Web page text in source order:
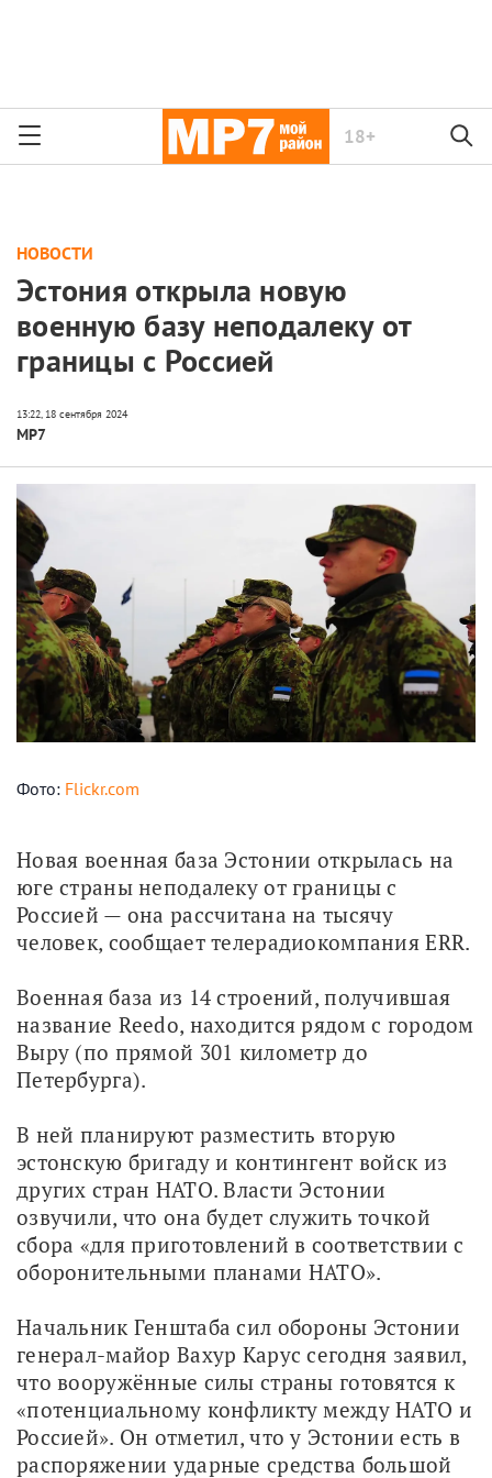
18+
НОВОСТИ
Эстония открыла новую
военную базу неподалеку от
границы с Россией
МР7
Фото: Flickr.com
Новая военная база Эстонии открылась на
юге страны неподалеку от границы с
Россией — она рассчитана на тысячу
человек, сообщает телерадиокомпания ERR.
Военная база из 14 строений, получившая
название Reedo, находится рядом с городом
Выру (по прямой 301 километр до
Петербурга).
В ней планируют разместить вторую
эстонскую бригаду и контингент войск из
других стран НАТО. Власти Эстонии
озвучили, что она будет служить точкой
сбора «для приготовлений в соответствии с
оборонительными планами НАТО».
Начальник Генштаба сил обороны Эстонии
генерал-майор Вахур Карус сегодня заявил,
что вооружённые силы страны готовятся к
«потенциальному конфликту между НАТО и
Россией». Он отметил, что у Эстонии есть в
распоряжении ударные средства большой